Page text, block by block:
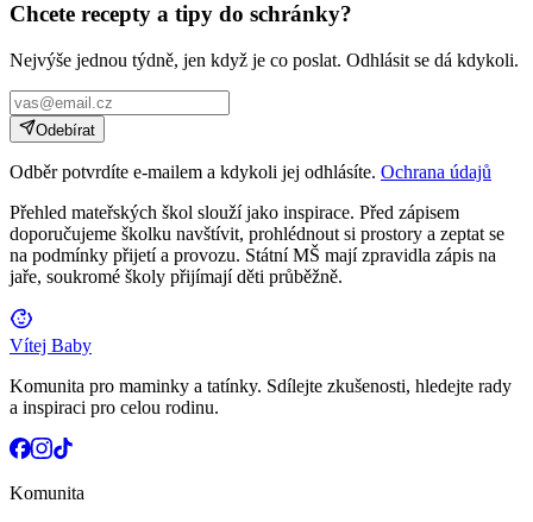
Chcete recepty a tipy do schránky?
Nejvýše jednou týdně, jen když je co poslat. Odhlásit se dá kdykoli.
Odebírat
Odběr potvrdíte e-mailem a kdykoli jej odhlásíte. Ochrana údajů
Přehled mateřských škol slouží jako inspirace. Před zápisem
doporučujeme školku navštívit, prohlédnout si prostory a zeptat se
na podmínky přijetí a provozu. Státní MŠ mají zpravidla zápis na
jaře, soukromé školy přijímají děti průběžně.
Vítej Baby
Komunita pro maminky a tatínky. Sdílejte zkušenosti, hledejte rady
a inspiraci pro celou rodinu.
Komunita